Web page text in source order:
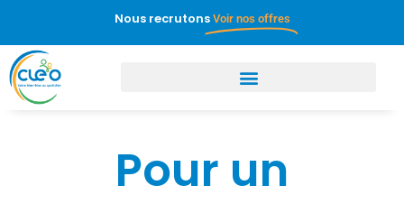
Nous recrutons Voir nos offres
Pour un